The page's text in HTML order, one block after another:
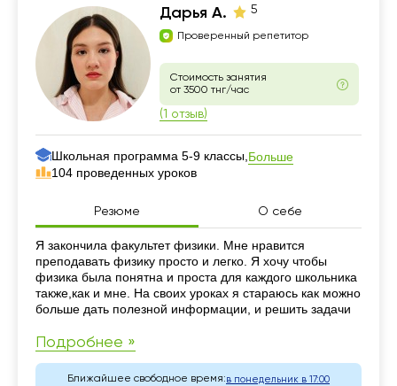
Дарья А. 5
Проверенный репетитор
Стоимость занятия
от 3500 тнг/час
(1 отзыв)
Школьная программа 5-9 классы, Больше
104 проведенных уроков
Резюме О себе
Резюме
Я закончила факультет физики. Мне нравится
преподавать физику просто и легко. Я хочу чтобы
физика была понятна и проста для каждого школьника
также,как и мне. На своих уроках я стараюсь как можно
больше дать полезной информации, и решить задачи
Подробнее »
Ближайшее свободное время:в понедельник в 17:00